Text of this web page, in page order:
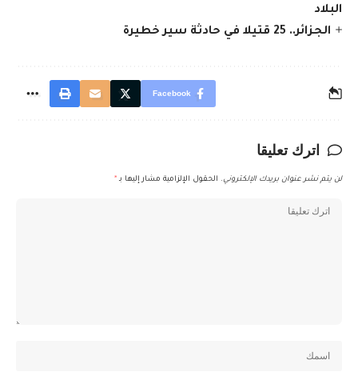
البلاد
الجزائر.. 25 قتيلا في حادثة سير خطيرة
Facebook
اترك تعليقا
لن يتم نشر عنوان بريدك الإلكتروني. الحقول الإلزامية مشار إليها بـ *